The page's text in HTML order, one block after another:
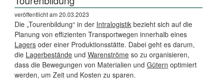
veröffentlicht am 20.03.2023
Die „Tourenbildung“ in der Intralogistik bezieht sich auf die
Planung von effizienten Transportwegen innerhalb eines
Lagers oder einer Produktionsstätte. Dabei geht es darum,
die Lagerbestände und Warenströme so zu organisieren,
dass die Bewegungen von Materialien und Gütern optimiert
werden, um Zeit und Kosten zu sparen.